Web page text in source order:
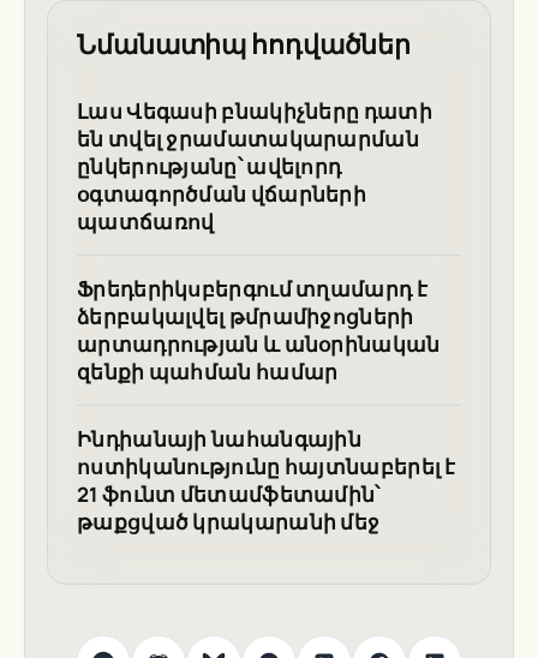
Նմանատիպ հոդվածներ
Լաս Վեգասի բնակիչները դատի
են տվել ջրամատակարարման
ընկերությանը՝ ավելորդ
օգտագործման վճարների
պատճառով
Ֆրեդերիկսբերգում տղամարդ է
ձերբակալվել թմրամիջոցների
արտադրության և անօրինական
զենքի պահման համար
Ինդիանայի նահանգային
ոստիկանությունը հայտնաբերել է
21 ֆունտ մետամֆետամին՝
թաքցված կրակարանի մեջ